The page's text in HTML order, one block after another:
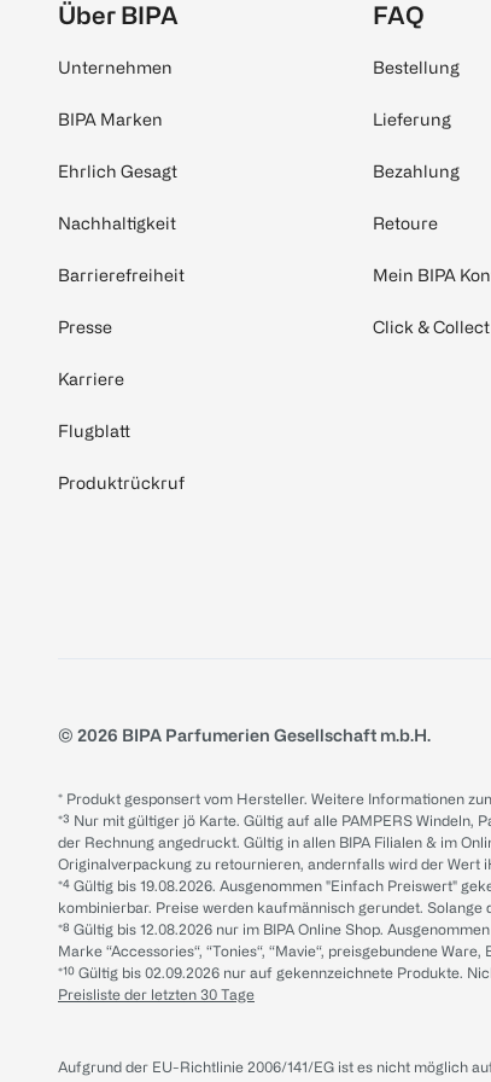
Über BIPA
Unternehmen
BIPA Marken
Ehrlich Gesagt
Nachhaltigkeit
Barrierefreiheit
Presse
Karriere
Flugblatt
Produktrückruf
FAQ
Bestellung
Lieferung
Bezahlung
Retoure
Mein BIPA
Click & Collect
© 2026 BIPA Parfumerien Gesellschaft m.b.H.
* Produkt gesponsert vom Hersteller. Weitere Informationen
*³ Nur mit gültiger jö Karte. Gültig auf alle PAMPERS
der Rechnung angedruckt. Gültig in allen BIPA Filialen & im
Originalverpackung zu retournieren, andernfalls wird der Wert
*⁴ Gültig bis 19.08.2026. Ausgenommen "Einfach Preiswert"
kombinierbar. Preise werden kaufmännisch gerundet.
*⁸ Gültig bis 12.08.2026 nur im BIPA Online Shop.
Marke “Accessories“, “Tonies“, “Mavie“, preisgebundene
*¹⁰ Gültig bis 02.09.2026 nur auf gekennzeichnete Produkte.
Preisliste der letzten 30 Tage
Aufgrund der EU-Richtlinie 2006/141/EG ist es nicht möglich